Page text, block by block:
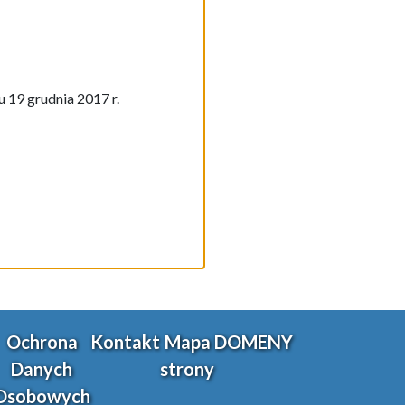
19 grudnia 2017 r.
Ochrona
Danych
Kontakt Mapa
strony
DOMENY